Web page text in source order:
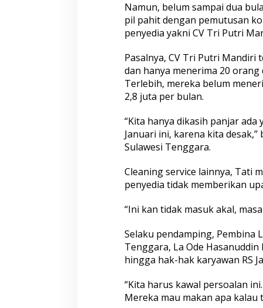
J
a
n
u
g
d
a
P
e
m
b
l
u
h
a
a
h
u
a
w
Namun, belum sampai dua
pil pahit dengan pemutusan
penyedia yakni CV Tri Putri
Pasalnya, CV Tri Putri
dan hanya menerima 20 orang
Terlebih, mereka belum
2,8 juta per bulan.
“Kita hanya dikasih panjar ada
Januari ini, karena kita
Sulawesi Tenggara.
Cleaning service lainnya, Tati
penyedia tidak memberikan
“Ini kan tidak masuk akal,
Selaku pendamping, Pembina
Tenggara, La Ode
hingga hak-hak karyawan RS
“Kita harus kawal persoalan
Mereka mau makan apa kalau